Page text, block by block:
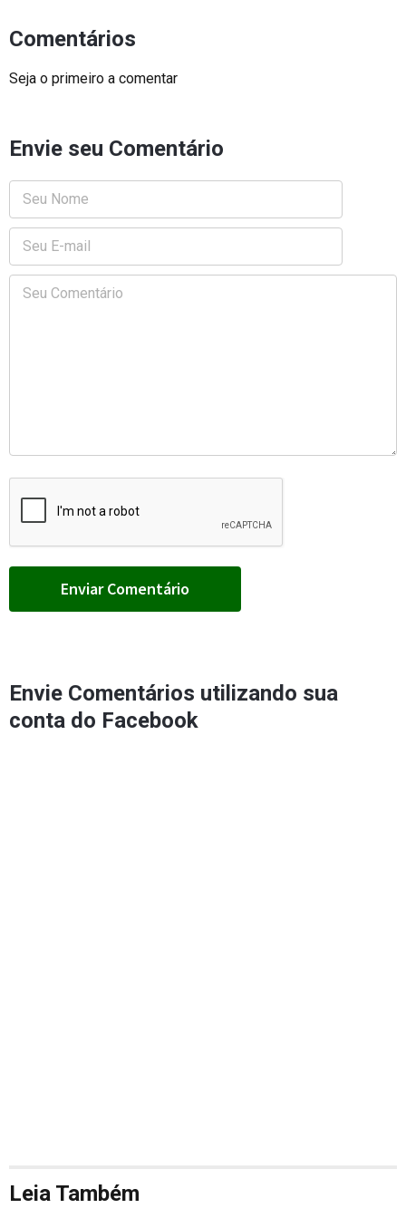
Comentários
Seja o primeiro a comentar
Envie seu Comentário
Envie Comentários utilizando sua
conta do Facebook
Leia Também